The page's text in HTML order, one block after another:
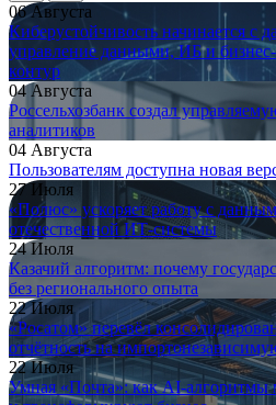
06 Августа
Киберустойчивость начинается с
управление данными, ИБ и
контур
04 Августа
Россельхозбанк создал
аналитиков
04 Августа
Пользователям доступна новая
27 Июля
«Полюс» ускоряет работу с
отечественной ИТ-системы
24 Июля
Казачий алгоритм: почему
без регионального опыта
22 Июля
«Росатом» перевёл
отчётность на
22 Июля
Умная «Почта»: как AI-алгоритмы